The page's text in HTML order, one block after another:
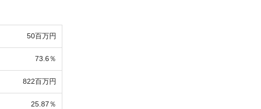
50百万円
73.6％
822百万円
25.87％